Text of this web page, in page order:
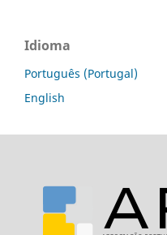
Idioma
Português (Portugal)
English